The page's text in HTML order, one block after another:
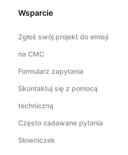
Wsparcie
Zgłoś swój projekt do emisji
na CMC
Formularz zapytania
Skontaktuj się z pomocą
techniczną
Często zadawane pytania
Słowniczek